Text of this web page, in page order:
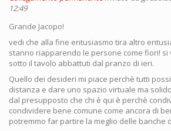
12:49
Grande Jacopo!
vedi che alla fine entusiasmo tira altro
stanno riapparendo le persone come fiori! si
sotto il tavolo abbattuti dal pranzo di ieri.
Quello dei desideri mi piace perchè tutti
distanza e dare uno spazio virtuale ma
dal presupposto che chi è qui è perchè
condividere bene comune come ancora di
potremmo far partire la meglio delle banche